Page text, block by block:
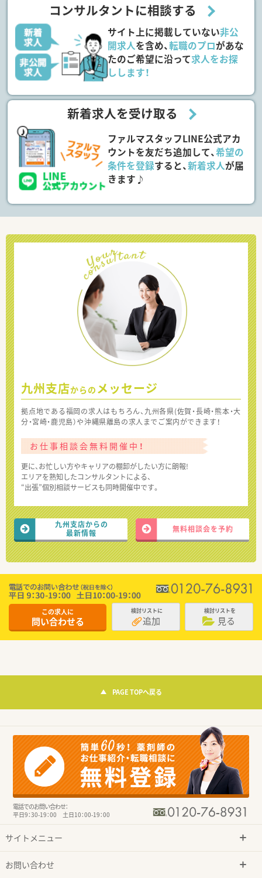
コンサルタントに相談する
サイト上に掲載していない非公
開求人を含め、転職のプロがあな
たのご希望に沿って求人をお探
しします！
新着求人を受け取る
ファルマスタッフLINE公式アカ
ウントを友だち追加して、希望の
条件を登録すると、新着求人が届
きます♪
九州支店からの メッセージ
拠点地である福岡の求人はもちろん、九州各県(佐賀・長崎・熊本・大
分・宮崎・鹿児島）や沖縄県離島の求人までご案内ができます！
お仕事相談会無料開催中！
更に、お忙しい方やキャリアの棚卸がしたい方に朗報!
エリアを熟知したコンサルタントによる、
“出張”個別相談サービスも同時開催中です。
九州支店からの
最新情報
無料相談会を予約
この求人に
問い合わせる
検討リストに
追加
検討リストを
見る
PAGE TOPへ戻る
電話でのお問い合わせ：
平日9：30-19：00 土日10：00-19：00
サイトメニュー
お問い合わせ